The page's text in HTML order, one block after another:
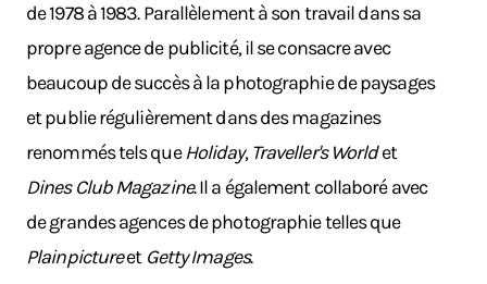
de 1978 à 1983. Parallèlement à son travail dans sa
propre agence de publicité, il se consacre avec
beaucoup de succès à la photographie de paysages
et publie régulièrement dans des magazines
renommés tels queHoliday,Traveller's Worldet
Dines Club Magazine. Il a également collaboré avec
de grandes agences de photographie telles que
Plainpictureet Getty Images.